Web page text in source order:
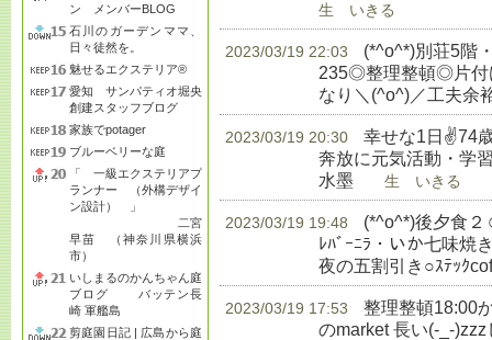
ン メンバーBLOG
石川のガーデンママ、
日々徒然を。
魅せるエクステリア®
愛知 サンパティオ堀央
創建スタッフブログ
家族でpotager
ブルーベリーな庭
「 一級エクステリアプ
ランナー （外構デザイ
ン設計） 」
二宮
早苗 （神奈川県横浜
市）
いしまるのかんちゃん庭
ブログ バッテン長
崎 軍艦島
剪庭園日記 | 広島から庭
生 いきる
2023/03/19 22:03
(*^o^*)別荘5階
235◎整理整頓◎片付
なり＼(^o^)／工夫余
2023/03/19 20:30
幸せな1日✌74
奔放に元気活動・学
水墨 生 いきる
2023/03/19 19:48
(*^o^*)後夕食
ﾚﾊﾞｰﾆﾗ・いか七味焼
夜の五割引き○ｽﾃｯｸ
2023/03/19 17:53
整理整頓18:00
のmarket 長い(-_-